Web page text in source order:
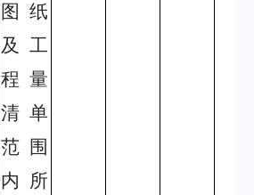
图纸
及工
程量
清单
范围
内所